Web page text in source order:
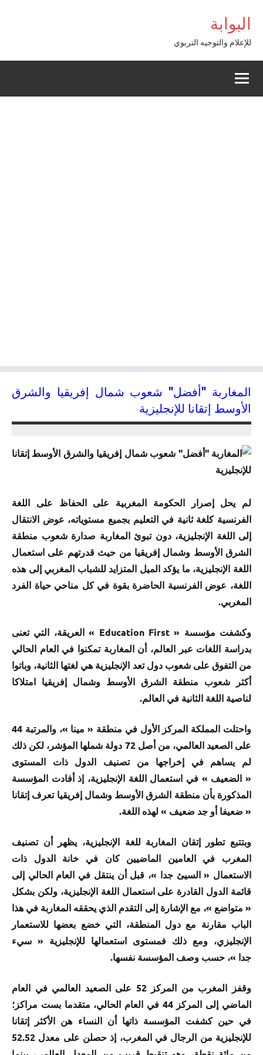
contenu
البوابة
للإعلام والتوجيه التربوي
المغاربة "أفضل" شعوب شمال إفريقيا والشرق
الأوسط إتقانا للإنجليزية
لم يحل إصرار الحكومة المغربية على الحفاظ على اللغة
الفرنسية كلغة ثانية في التعليم بجميع مستوياته، عوض الانتقال
إلى اللغة الإنجليزية، دون تبوئ المغاربة صدارة شعوب منطقة
الشرق الأوسط وشمال إفريقيا من حيث قدرتهم على استعمال
اللغة الإنجليزية، ما يؤكد الميل المتزايد للشباب المغربي إلى هذه
اللغة، عوض الفرنسية الحاضرة بقوة في كل مناحي حياة الفرد
المغربي.
وكشفت مؤسسة « Education First » العريقة، التي تعنى
بدراسة اللغات عبر العالم، أن المغاربة تمكنوا في العام الحالي
من التفوق على شعوب دول تعد الإنجليزية هي لغتها الثانية، وباتوا
أكثر شعوب منطقة الشرق الأوسط وشمال إفريقيا امتلاكا
لناصية اللغة الثانية في العالم.
واحتلت المملكة المركز الأول في منطقة « مينا »، والمرتبة 44
على الصعيد العالمي، من أصل 72 دولة شملها المؤشر، لكن ذلك
لم يساهم في إخراجها من تصنيف الدول ذات المستوى
« الضعيف » في استعمال اللغة الإنجليزية، إذ أفادت المؤسسة
المذكورة بأن منطقة الشرق الأوسط وشمال إفريقيا تعرف إتقانا
« ضعيفا أو جد ضعيف » لهذه اللغة.
وبتتبع تطور إتقان المغاربة للغة الإنجليزية، يظهر أن تصنيف
المغرب في العامين الماضيين كان في خانة الدول ذات
الاستعمال « السيئ جدا »، قبل أن ينتقل في العام الحالي إلى
قائمة الدول القادرة على استعمال اللغة الإنجليزية، ولكن بشكل
« متواضع »، مع الإشارة إلى التقدم الذي يحققه المغاربة في هذا
الباب مقارنة مع دول المنطقة، التي خضع بعضها للاستعمار
الإنجليزي، ومع ذلك فمستوى استعمالها للإنجليزية « سيء
جدا »، حسب وصف المؤسسة نفسها.
وقفز المغرب من المركز 52 على الصعيد العالمي في العام
الماضي إلى المركز 44 في العام الحالي، متقدما بست مراكز؛
في حين كشفت المؤسسة ذاتها أن النساء هن الأكثر إتقانا
للإنجليزية من الرجال في المغرب، إذ حصلن على معدل 52.52